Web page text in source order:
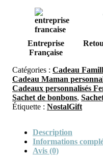
Entreprise
Française
Catégories : Cadeau
Cadeau Maman
Cadeaux personnalisés
Sachet de bonbons,
Étiquette : NostalGift
Description
Informations
Avis (0)